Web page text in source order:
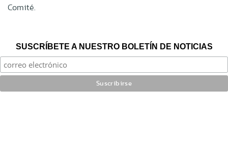
Comité.
SUSCRÍBETE A NUESTRO BOLETÍN DE NOTICIAS